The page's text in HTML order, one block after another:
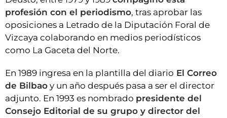
profesión con el periodismo, tras aprobar las
oposiciones a Letrado de la Diputación Foral de
Vizcaya colaborando en medios periodísticos
como La Gaceta del Norte.
En 1989 ingresa en la plantilla del diario El Correo
de Bilbao y un año después pasa a ser el director
adjunto. En 1993 es nombrado presidente del
Consejo Editorial de su grupo y director del